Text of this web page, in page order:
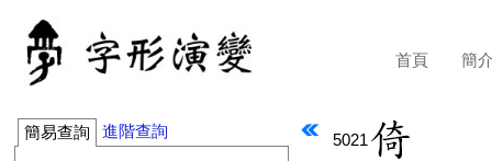
首頁 簡
簡易查詢 進階查詢 5021